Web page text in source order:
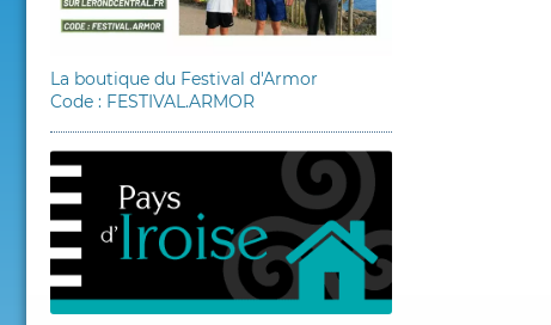
La boutique du Festival d'Armor
Code : FESTIVAL.ARMOR